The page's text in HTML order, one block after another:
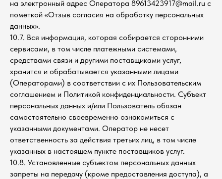
на электронный адрес Оператора 89613423917@mail.ru с
пометкой «Отзыв согласия на обработку персональных
данных».
10.7. Вся информация, которая собирается сторонними
сервисами, в том числе платежными системами,
средствами связи и другими поставщиками услуг,
хранится и обрабатывается указанными лицами
(Операторами) в соответствии с их Пользовательским
соглашением и Политикой конфиденциальности. Субъект
персональных данных и/или Пользователь обязан
самостоятельно своевременно ознакомиться с
указанными документами. Оператор не несет
ответственность за действия третьих лиц, в том числе
указанных в настоящем пункте поставщиков услуг.
10.8. Установленные субъектом персональных данных
запреты на передачу (кроме предоставления доступа), а